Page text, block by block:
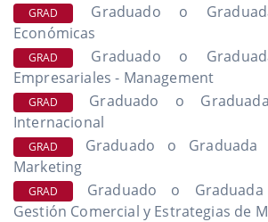
GRAD
Graduado o
Económicas
GRAD
Graduado o
Empresariales - Management
GRAD
Graduado o
Internacional
GRAD
Graduado o Graduada
Marketing
GRAD
Graduado o Graduada
Gestión Comercial y Estrategias de